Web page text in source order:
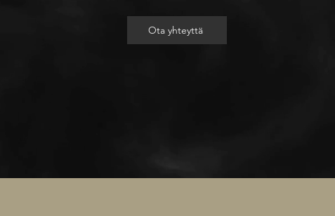
Ota yhteyttä